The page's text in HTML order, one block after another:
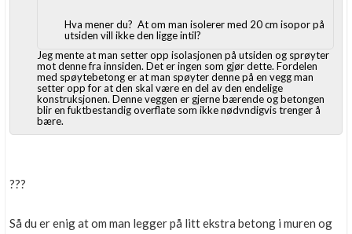
Hva mener du? At om man isolerer med 20 cm isopor på
utsiden vill ikke den ligge intil?
Jeg mente at man setter opp isolasjonen på utsiden og sprøyter
mot denne fra innsiden. Det er ingen som gjør dette. Fordelen
med spøytebetong er at man spøyter denne på en vegg man
setter opp for at den skal være en del av den endelige
konstruksjonen. Denne veggen er gjerne bærende og betongen
blir en fuktbestandig overflate som ikke nødvndigvis trenger å
bære.
???
Så du er enig at om man legger på litt ekstra betong i muren og